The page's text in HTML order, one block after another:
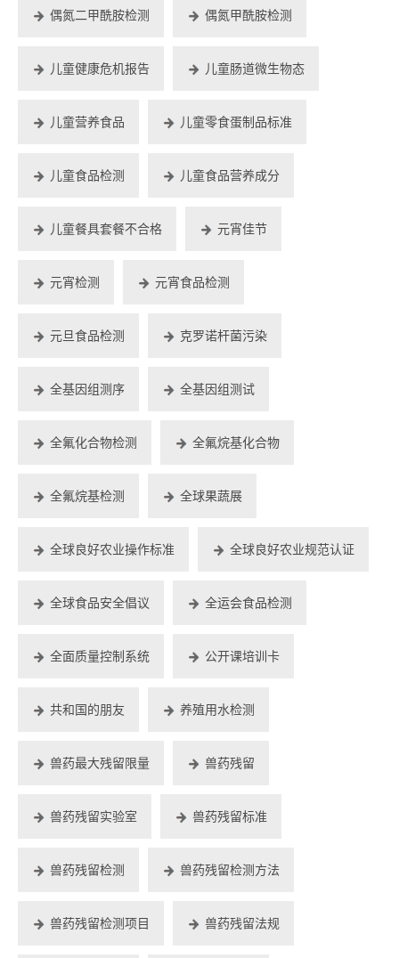
偶氮二甲酰胺检测 偶氮甲酰胺检测
儿童健康危机报告 儿童肠道微生物态
儿童营养食品 儿童零食蛋制品标准
儿童食品检测 儿童食品营养成分
儿童餐具套餐不合格 元宵佳节
元宵检测 元宵食品检测
元旦食品检测 克罗诺杆菌污染
全基因组测序 全基因组测试
全氟化合物检测 全氟烷基化合物
全氟烷基检测 全球果蔬展
全球良好农业操作标准 全球良好农业规范认证
全球食品安全倡议 全运会食品检测
全面质量控制系统 公开课培训卡
共和国的朋友 养殖用水检测
兽药最大残留限量 兽药残留
兽药残留实验室 兽药残留标准
兽药残留检测 兽药残留检测方法
兽药残留检测项目 兽药残留法规